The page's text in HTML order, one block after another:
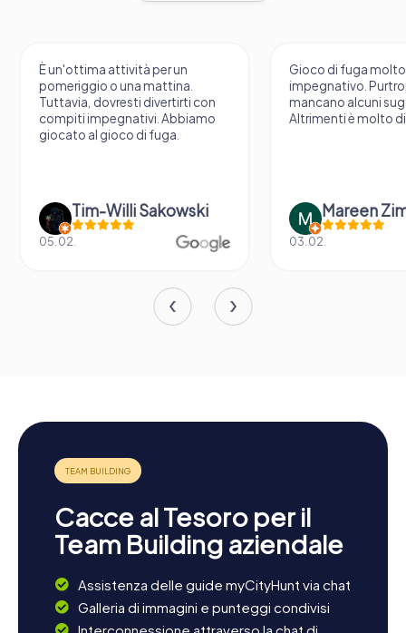
È un'ottima attività per un
pomeriggio o una mattina.
Tuttavia, dovresti divertirti con
compiti impegnativi. Abbiamo
giocato al gioco di fuga.
Tim-Willi Sakowski
05.02.
Gioco di fuga molto
impegnativo.
mancano alcuni
Altrimenti è molto
Mareen
03.02.
Cacce al Tesoro per il
Team Building aziendale
Assistenza delle guide myCityHunt via chat
Galleria di immagini e punteggi condivisi